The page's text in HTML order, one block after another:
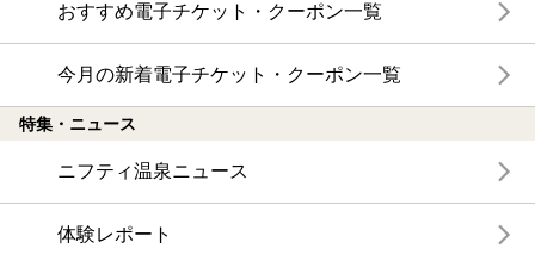
おすすめ電子チケット・クーポン一覧
今月の新着電子チケット・クーポン一覧
特集・ニュース
ニフティ温泉ニュース
体験レポート